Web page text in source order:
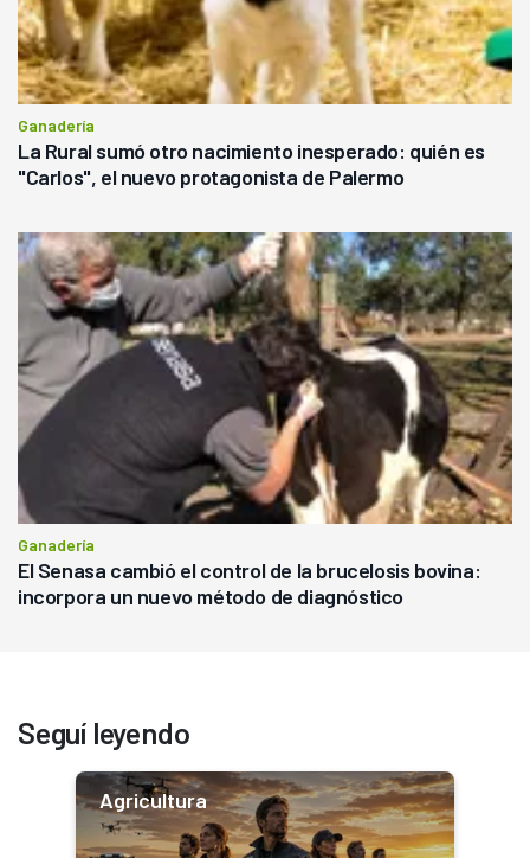
Ganadería
La Rural sumó otro nacimiento inesperado: quién es
"Carlos", el nuevo protagonista de Palermo
Ganadería
El Senasa cambió el control de la brucelosis bovina:
incorpora un nuevo método de diagnóstico
Seguí leyendo
Agricultura